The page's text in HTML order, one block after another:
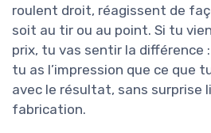
roulent droit, réagissent de
soit au tir ou au point. Si tu
prix, tu vas sentir la différence
tu as l’impression que ce que
avec le résultat, sans surprise
fabrication.